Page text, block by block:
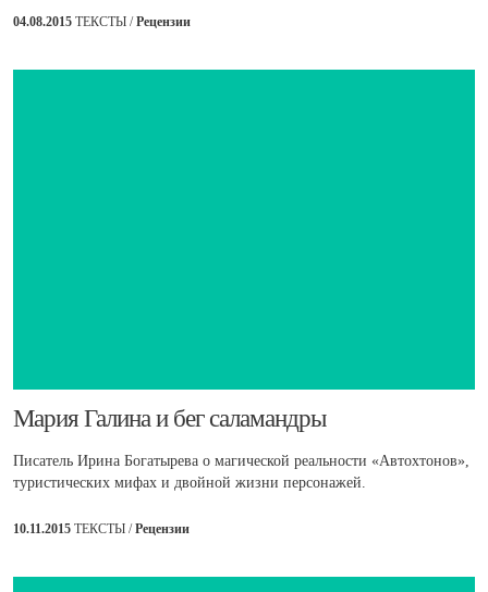
04.08.2015 ТЕКСТЫ /Рецензии
​Мария Галина и бег саламандры
Писатель Ирина Богатырева о магической реальности «Автохтонов»,
туристических мифах и двойной жизни персонажей.
10.11.2015 ТЕКСТЫ /Рецензии